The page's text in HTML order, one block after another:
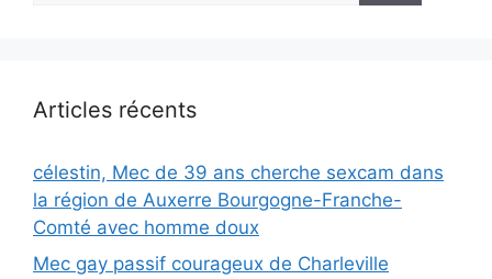
Articles récents
célestin, Mec de 39 ans cherche sexcam dans
la région de Auxerre Bourgogne-Franche-
Comté avec homme doux
Mec gay passif courageux de Charleville